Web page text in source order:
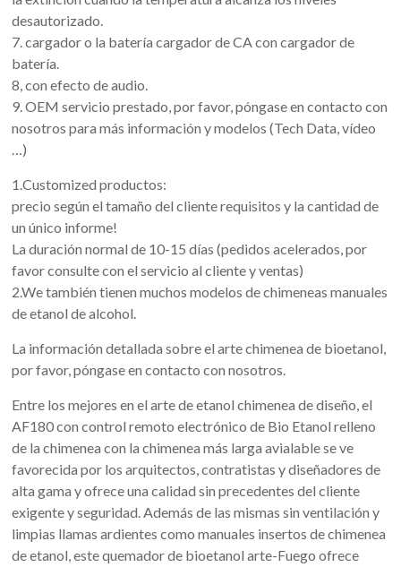
desautorizado.
7. cargador o la batería cargador de CA con cargador de
batería.
8, con efecto de audio.
9. OEM servicio prestado, por favor, póngase en contacto con
nosotros para más información y modelos (Tech Data, vídeo
…)
1.Customized productos:
precio según el tamaño del cliente requisitos y la cantidad de
un único informe!
La duración normal de 10-15 días (pedidos acelerados, por
favor consulte con el servicio al cliente y ventas)
2.We también tienen muchos modelos de chimeneas manuales
de etanol de alcohol.
La información detallada sobre el arte chimenea de bioetanol,
por favor, póngase en contacto con nosotros.
Entre los mejores en el arte de etanol chimenea de diseño, el
AF180 con control remoto electrónico de Bio Etanol relleno
de la chimenea con la chimenea más larga avialable se ve
favorecida por los arquitectos, contratistas y diseñadores de
alta gama y ofrece una calidad sin precedentes del cliente
exigente y seguridad. Además de las mismas sin ventilación y
limpias llamas ardientes como manuales insertos de chimenea
de etanol, este quemador de bioetanol arte-Fuego ofrece